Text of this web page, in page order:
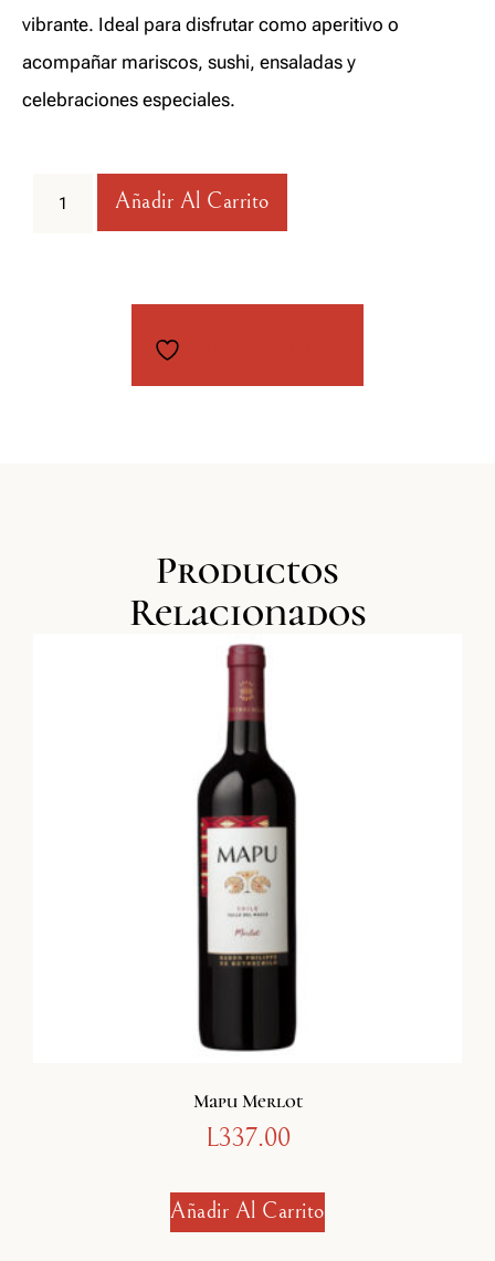
vibrante. Ideal para disfrutar como aperitivo o
acompañar mariscos, sushi, ensaladas y
celebraciones especiales.
Añadir Al Carrito
Productos
Relacionados
Mapu Merlot
L337.00
Añadir Al Carrito